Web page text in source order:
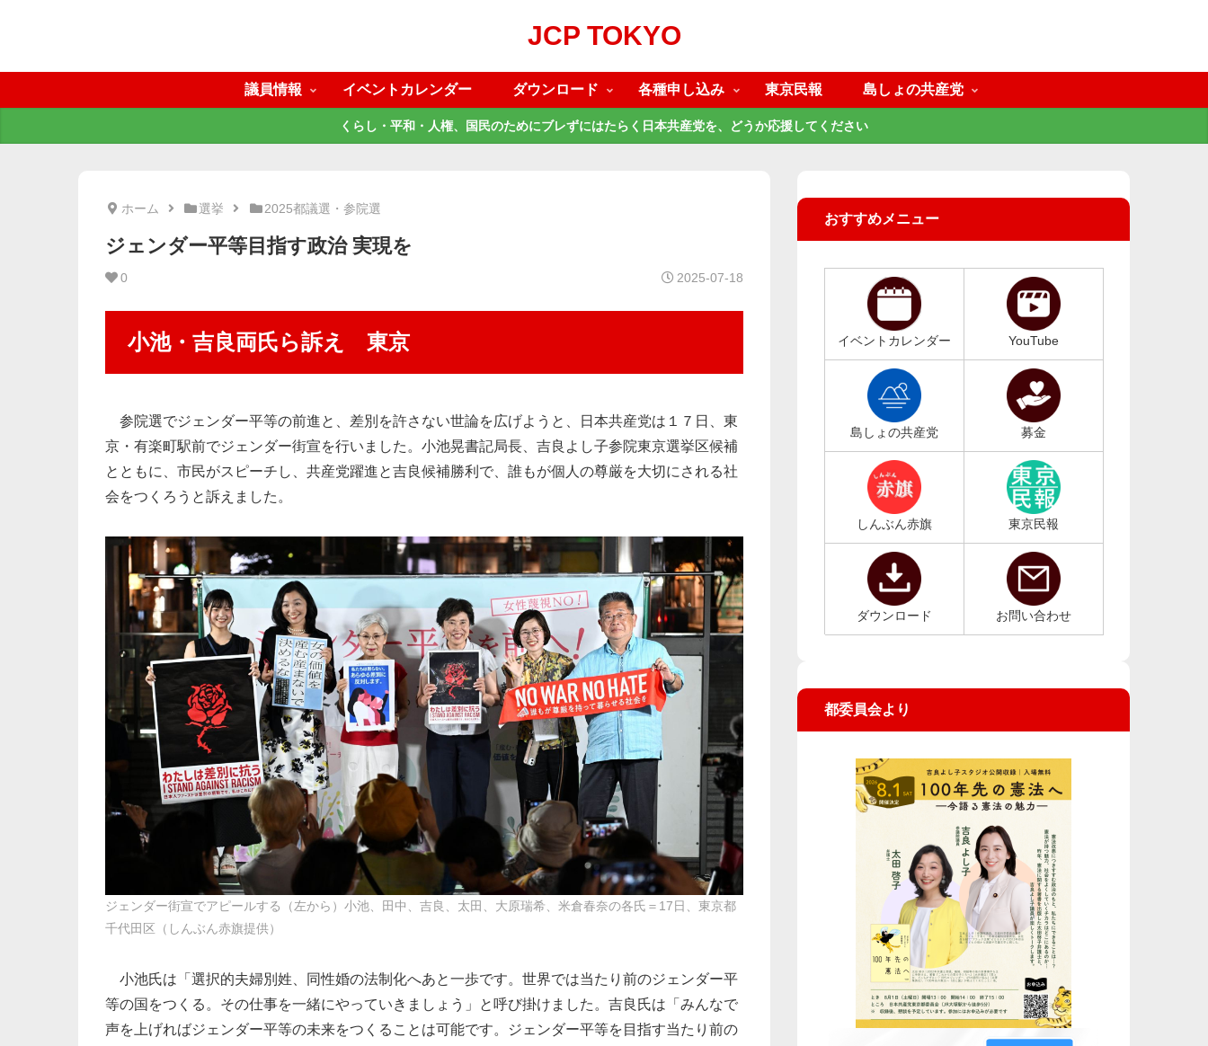
JCP TOKYO
議員情報 イベントカレンダー ダウンロード 各種申し込み 東京民報 島しょの共産党
くらし・平和・人権、国民のためにブレずにはたらく日本共産党を、どうか応援してください
ホーム 選挙 2025都議選・参院選
ジェンダー平等目指す政治 実現を
0 2025-07-18
小池・吉良両氏ら訴え 東京
参院選でジェンダー平等の前進と、差別を許さない世論を広げようと、日本共産党は１７日、東
京・有楽町駅前でジェンダー街宣を行いました。小池晃書記局長、吉良よし子参院東京選挙区候補
とともに、市民がスピーチし、共産党躍進と吉良候補勝利で、誰もが個人の尊厳を大切にされる社
会をつくろうと訴えました。
ジェンダー街宣でアピールする（左から）小池、田中、吉良、太田、大原瑞希、米倉春奈の各氏＝17日、東京都
千代田区（しんぶん赤旗提供）
小池氏は「選択的夫婦別姓、同性婚の法制化へあと一歩です。世界では当たり前のジェンダー平
等の国をつくる。その仕事を一緒にやっていきましょう」と呼び掛けました。吉良氏は「みんなで
声を上げればジェンダー平等の未来をつくることは可能です。ジェンダー平等を目指す当たり前の
おすすめメニュー
イベントカレンダー YouTube
島しょの共産党 募金
しんぶん赤旗 東京民報
ダウンロード お問い合わせ
都委員会より